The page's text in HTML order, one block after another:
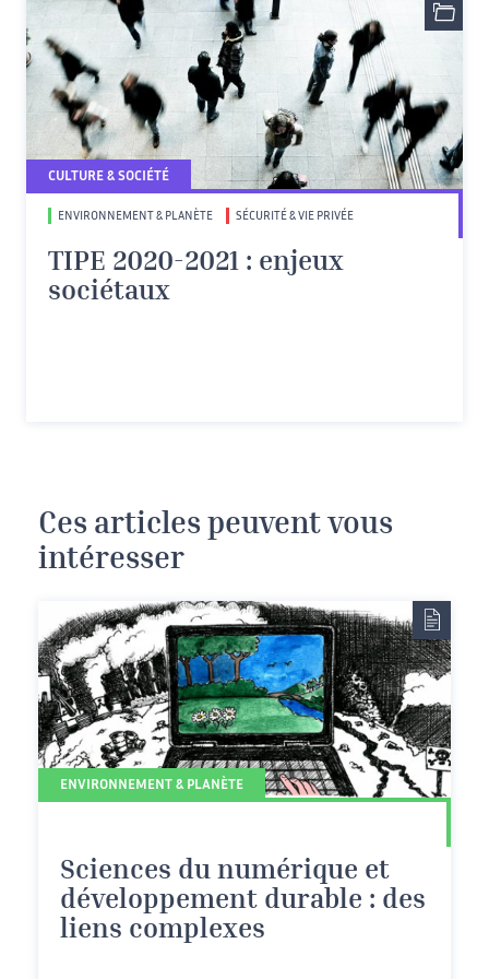
CULTURE & SOCIÉTÉ
ENVIRONNEMENT & PLANÈTE SÉCURITÉ & VIE PRIVÉE
TIPE 2020-2021 : enjeux
sociétaux
Ces articles peuvent vous
intéresser
ENVIRONNEMENT & PLANÈTE
Sciences du numérique et
développement durable : des
liens complexes